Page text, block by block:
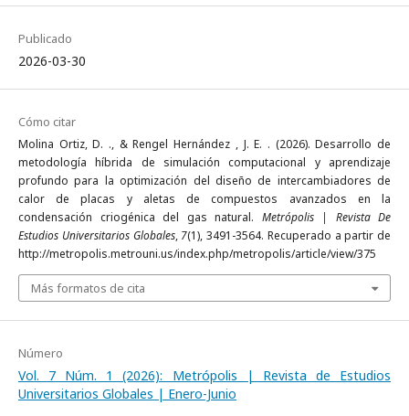
Publicado
2026-03-30
Cómo citar
Molina Ortiz, D. ., & Rengel Hernández , J. E. . (2026). Desarrollo de
metodología híbrida de simulación computacional y aprendizaje
profundo para la optimización del diseño de intercambiadores de
calor de placas y aletas de compuestos avanzados en la
condensación criogénica del gas natural. Metrópolis | Revista De
Estudios Universitarios Globales, 7(1), 3491-3564. Recuperado a partir de
http://metropolis.metrouni.us/index.php/metropolis/article/view/375
Más formatos de cita
Número
Vol. 7 Núm. 1 (2026): Metrópolis | Revista de Estudios
Universitarios Globales | Enero-Junio